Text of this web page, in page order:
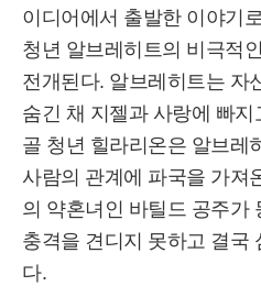
이디어에서 출발한 이야기
청년 알브레히트의 비극적
전개된다. 알브레히트는 자
숨긴 채 지젤과 사랑에 빠
골 청년 힐라리온은 알브레
사람의 관계에 파국을 가져
의 약혼녀인 바틸드 공주가
충격을 견디지 못하고 결국
다.